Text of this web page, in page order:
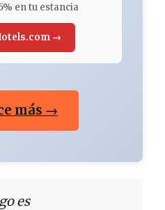
en tu estancia
→
más →
es